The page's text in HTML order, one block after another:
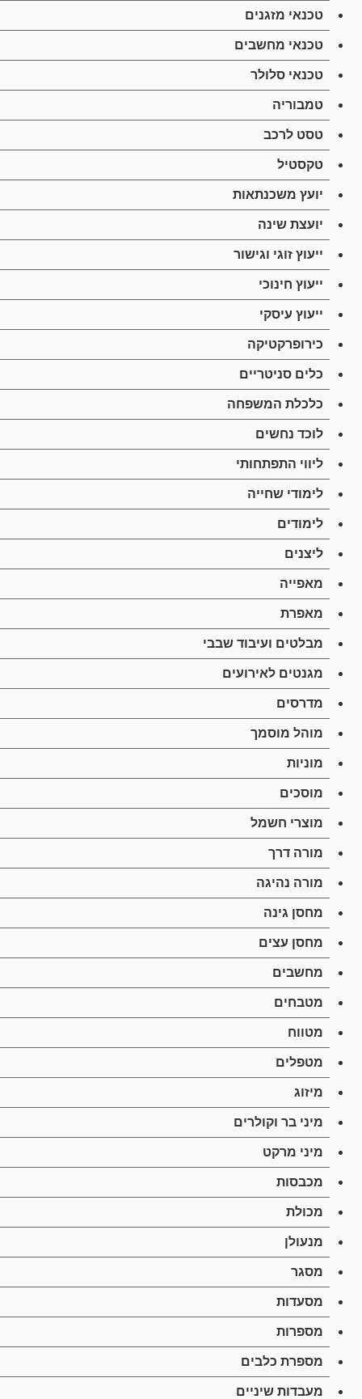
טכנאי מזגנים
טכנאי מחשבים
טכנאי סלולר
טמבוריה
טסט לרכב
טקסטיל
יועץ משכנתאות
יועצת שינה
ייעוץ זוגי וגישור
ייעוץ חינוכי
ייעוץ עיסקי
כירופרקטיקה
כלים סניטריים
כלכלת המשפחה
לוכד נחשים
ליווי התפתחותי
לימודי שחייה
לימודים
ליצנים
מאפייה
מאפרת
מבלטים ועיבוד שבבי
מגנטים לאירועים
מדרסים
מוהל מוסמך
מוניות
מוסכים
מוצרי חשמל
מורה דרך
מורה נהיגה
מחסן גינה
מחסן עצים
מחשבים
מטבחים
מטווח
מטפלים
מיזוג
מיני בר וקולרים
מיני מרקט
מכבסות
מכולת
מנעולן
מסגר
מסעדות
מספרות
מספרת כלבים
מעבדות שיניים